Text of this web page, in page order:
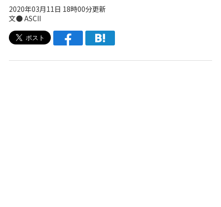
2020年03月11日 18時00分更新
文● ASCII